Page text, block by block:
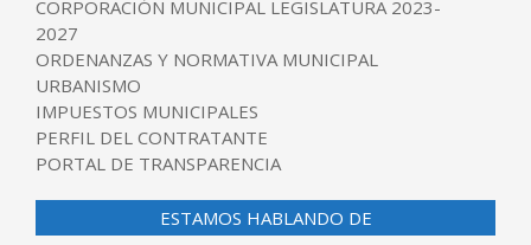
CORPORACIÓN MUNICIPAL LEGISLATURA 2023-
2027
ORDENANZAS Y NORMATIVA MUNICIPAL
URBANISMO
IMPUESTOS MUNICIPALES
PERFIL DEL CONTRATANTE
PORTAL DE TRANSPARENCIA
ESTAMOS HABLANDO DE